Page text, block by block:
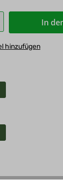
In
hinzufügen